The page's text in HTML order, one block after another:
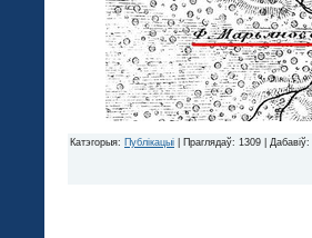
Катэгорыя: Публікацыі Праглядаў: 1309 | Дабавіў: